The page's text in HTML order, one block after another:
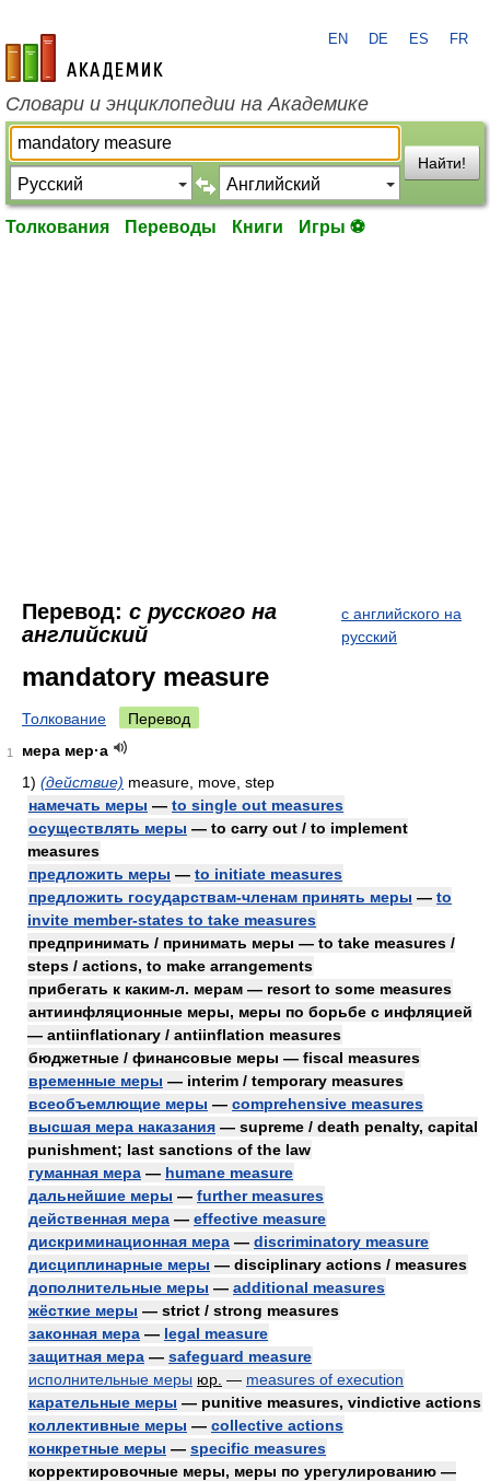
academic.ru
EN DE ES FR
Словари и энциклопедии на Академике
Найти!
Толкования Переводы Книги Игры ⚽
Перевод: с русского на
английский
с английского на
русский
mandatory measure
Толкование Перевод
1
мера мер·а
1) (действие) measure, move, step
намечать меры — to single out measures
осуществлять меры — to carry out / to implement
measures
предложить меры — to initiate measures
предложить государствам-членам принять меры — to
invite member-states to take measures
предпринимать / принимать меры — to take measures /
steps / actions, to make arrangements
прибегать к каким-л. мерам — resort to some measures
антиинфляционные меры, меры по борьбе с инфляцией
— antiinflationary / antiinflation measures
бюджетные / финансовые меры — fiscal measures
временные меры — interim / temporary measures
всеобъемлющие меры — comprehensive measures
высшая мера наказания — supreme / death penalty, capital
punishment; last sanctions of the law
гуманная мера — humane measure
дальнейшие меры — further measures
действенная мера — effective measure
дискриминационная мера — discriminatory measure
дисциплинарные меры — disciplinary actions / measures
дополнительные меры — additional measures
жёсткие меры — strict / strong measures
законная мера — legal measure
защитная мера — safeguard measure
исполнительные меры юр. — measures of execution
карательные меры — punitive measures, vindictive actions
коллективные меры — collective actions
конкретные меры — specific measures
корректировочные меры, меры по урегулированию —